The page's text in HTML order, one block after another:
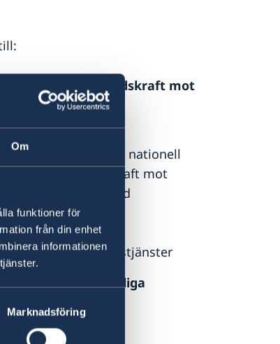
Om
funktioner för
från din enhet
informationen
Marknadsföring
stärkt motståndskraft mot
andra aktörer på nationell
ökad motståndskraft mot
samt minskad
energi
samhällstjänster
respekt för mänskliga
lokal nivå